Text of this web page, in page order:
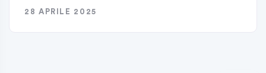
28 APRILE 2025